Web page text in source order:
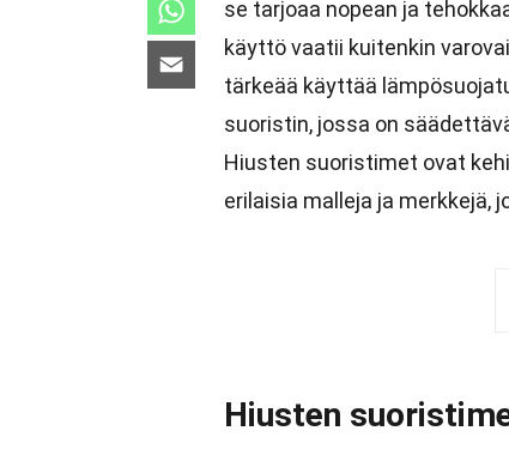
se tarjoaa nopean ja
käyttö vaatii kuitenkin
tärkeää käyttää
suoristin, jossa on
Hiusten suoristimet ovat
erilaisia malleja ja merkkejä,
Hiusten